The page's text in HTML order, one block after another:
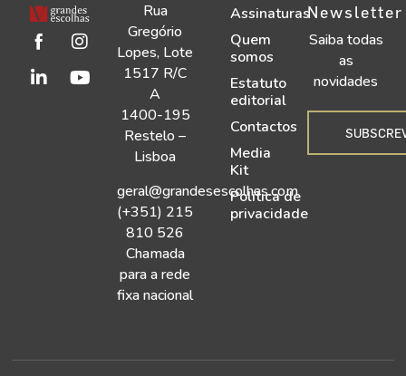
Rua
Gregório
Lopes, Lote
1517 R/C
A
1400-195
Restelo –
Lisboa
geral@grandesescolhas.com
(+351) 215
810 526
Chamada
para a rede
fixa nacional
Assinaturas
Quem
somos
Estatuto
editorial
Contactos
Media
Kit
Política de
privacidade
Newsletter
Saiba todas
as
novidades